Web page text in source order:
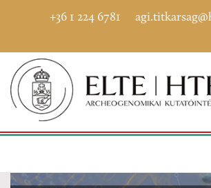
+36 1 224 6781